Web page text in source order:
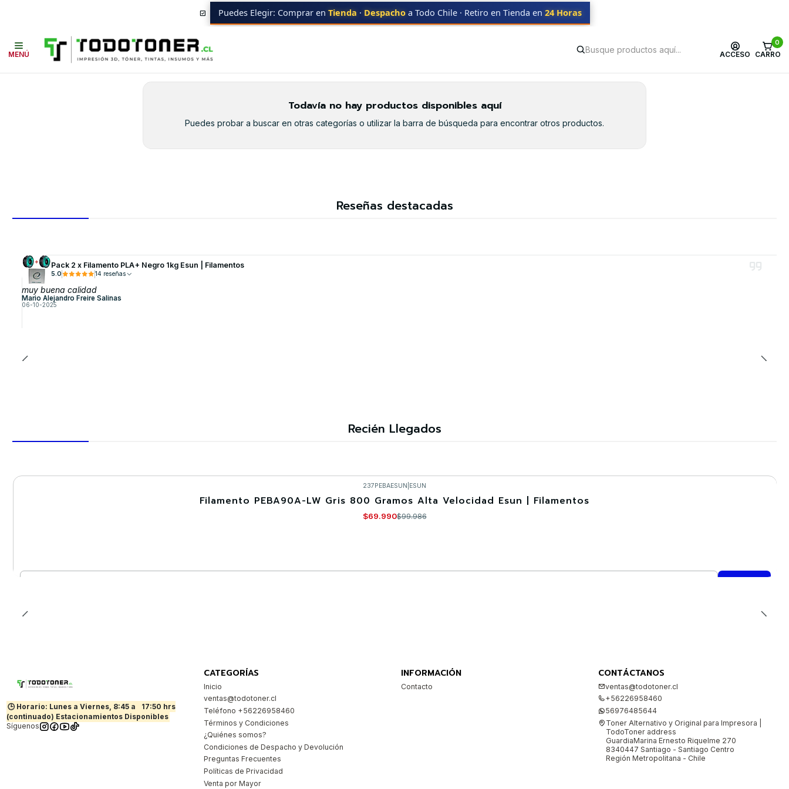
MENÚ ACCESO
0
CARRO
Puedes Elegir: Comprar en Tienda · Despacho a Todo Chile · Retiro en Tienda en 24 Horas
Equipos RICOH SP-8200
SP-8200
Todavía no hay productos disponibles aquí
Puedes probar a buscar en otras categorías o utilizar la barra de búsqueda para encontrar otros productos.
Reseñas destacadas
Pack 2 x Filamento PLA+ Negro 1kg Esun | Filamentos
5.0 14 reseñas
muy buena calidad
Mario Alejandro Freire Salinas
06-10-2025
Recién Llegados
237PEBAESUN ESUN
Filamento PEBA90A-LW Gris 800 Gramos Alta Velocidad Esun | Filamentos
$69.990$99.986
🕒 Horario: Lunes a Viernes, 8:45 a
17:50 hrs
(continuado) Estacionamientos Disponibles
Síguenos
CATEGORÍAS
Inicio
ventas@todotoner.cl
Teléfono +56226958460
Términos y Condiciones
¿Quiénes somos?
Condiciones de Despacho y Devolución
Preguntas Frecuentes
Políticas de Privacidad
Venta por Mayor
INFORMACIÓN
Contacto
CONTÁCTANOS
ventas@todotoner.cl
+56226958460
56976485644
Toner Alternativo y Original para Impresora |
TodoToner address
GuardiaMarina Ernesto Riquelme 270
8340447 Santiago - Santiago Centro
Región Metropolitana - Chile